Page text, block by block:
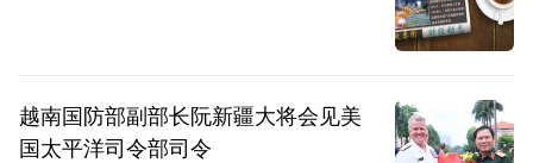
越南国防部副部长阮新疆大将会见美
国太平洋司令部司令